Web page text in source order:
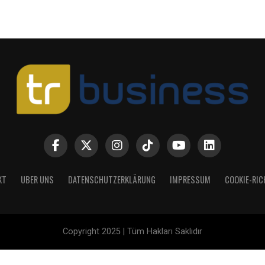
UBER UNS DATENSCHUTZERKLÄRUNG IMPRESSUM COOKIE-
Copyright 2025 | Tüm Hakları Saklıdır